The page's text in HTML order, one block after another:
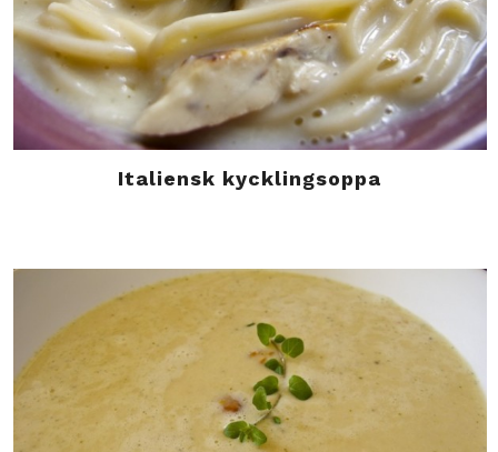
Italiensk kycklingsoppa